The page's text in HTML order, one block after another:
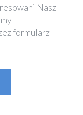
Nasz
formularz